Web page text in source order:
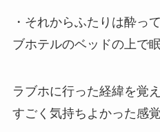
・それからふたりは酔っ
ブホテルのベッドの上で
ラブホに行った経緯を覚
すごく気持ちよかった感